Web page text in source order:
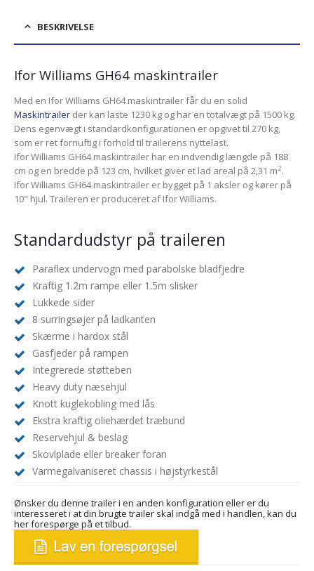
BESKRIVELSE
Ifor Williams GH64 maskintrailer
Med en Ifor Williams GH64 maskintrailer får du en solid
Maskintrailer der kan laste 1230 kg og har en totalvægt på 1500 kg.
Dens egenvægt i standardkonfigurationen er opgivet til 270 kg,
som er ret fornuftig i forhold til trailerens nyttelast.
Ifor Williams GH64 maskintrailer har en indvendig længde på 188
cm og en bredde på 123 cm, hvilket giver et lad areal på 2,31 m2.
Ifor Williams GH64 maskintrailer er bygget på 1 aksler og kører på
10" hjul. Traileren er produceret af Ifor Williams.
Standardudstyr på traileren
Paraflex undervogn med parabolske bladfjedre
Kraftig 1.2m rampe eller 1.5m slisker
Lukkede sider
8 surringsøjer på ladkanten
Skærme i hardox stål
Gasfjeder på rampen
Integrerede støtteben
Heavy duty næsehjul
Knott kuglekobling med lås
Ekstra kraftig oliehærdet træbund
Reservehjul & beslag
Skovlplade eller breaker foran
Varmegalvaniseret chassis i højstyrkestål
Ønsker du denne trailer i en anden konfiguration eller er du
interesseret i at din brugte trailer skal indgå med i handlen, kan du
her forespørge på et tilbud.